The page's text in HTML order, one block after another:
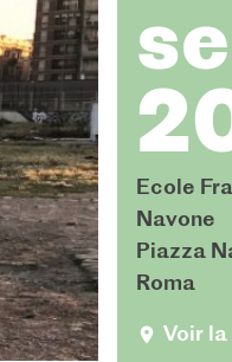
Ecole
Navone
Piazza
Roma
Voir